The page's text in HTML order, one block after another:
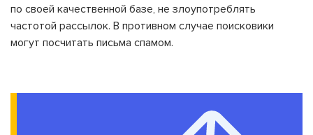
по своей качественной базе, не злоупотреблять
частотой рассылок. В противном случае поисковики
могут посчитать письма спамом.